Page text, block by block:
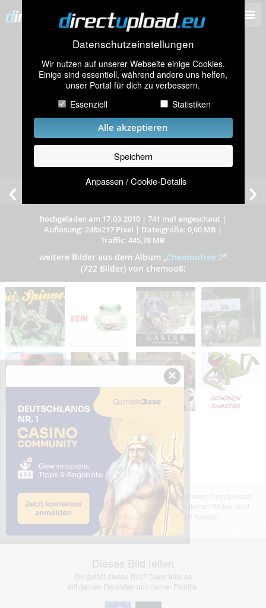
Datenschutzeinstellungen
Wir nutzen auf unserer Webseite einige Cookies.
Einige sind essentiell, während andere uns helfen,
unser Portal für dich zu verbessern.
Essenziell
Statistiken
Alle akzeptieren
Speichern
Anpassen / Cookie-Details
hochgeladen am 17.03.2010 | 741 mal angeschaut |
Auflösung: 248x217 Pixel | Dateigröße: 0,60 MB |
Traffic: 445,78 MB
weitere Bilder aus dem Album „Chemoofree 2”
(722 Bilder) von chemoo8:
Das dargestellte Bild wurde von einem Nutzer hochgeladen. Directupload
übernimmt keinerlei Haftung für den Inhalt des dargestellten Bildes, wird
jedoch bei Verstößen nach §2(3) unserer AGB handeln.
Dieses Bild teilen
Dir gefällt dieses Bild? Dann teile es
mit deinen Freunden und deiner Familie.
×